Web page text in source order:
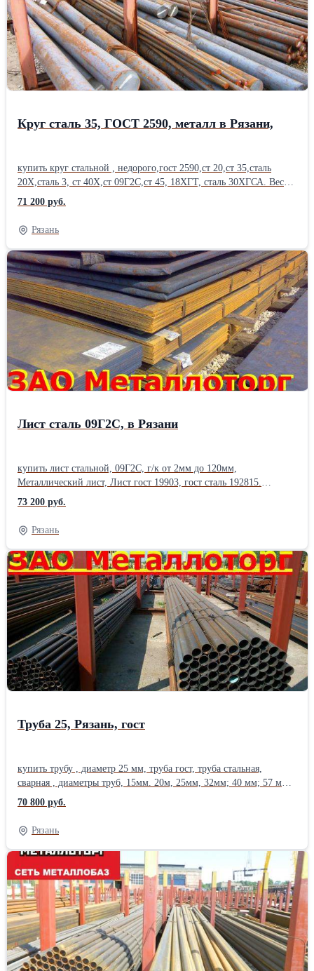
сегодня , в розницу, от 1 штуки. Работаем с организациями и
частными лицами. Возможна доставка .Производитель: ММК
Состояние: Новый ГОСТ: ГОСТ 19903-90 Марка металла: Ст 45
Вид металлопроката: Горячекатаный Материал: Стальной
Страна-производитель: Россия
Круг сталь 35, ГОСТ 2590, металл в Рязани,
купить круг стальной , недорого,гост 2590,ст 20,ст 35,сталь
20Х,сталь 3, ст 40Х,ст 09Г2С,ст 45, 18ХГТ, сталь 30ХГСА. Вес
круга, уточняйте у менеджера. Диаметр круга, сталь 20, от 12 мм
до 350 мм , длина до 6 м, круг цена. Резка круга, в размер, с
высокой точностью , пакетная резка на станках ЧПУ, отгрузка
части круга, изготовление заготовок.Также в наличии стальная
арматура, арматура а3, арматура а1, полоса , квадрат , круглая
труба, профильные трубы , лист стальной , оцинковка, швеллер ,
уголок, балка, двутавр, шестигранник .12; 14; 16; 18; 20; 22; 25;
26; 28; 30; 32; 34; 36; 38; 40; 42; 45; 48; 50; 52; 54; 56; 60; 65; 70;
75; 80; 85; 90; 95; 100; 110; 120; 130; 140; 150; 160; 170; 180; 190;
200; 210; 230; 240; 260; 270; 280; 300; 320; 340;
350;Производитель: ММК Страна-производитель: Россия Марка
металла: Ст 35 Способ производства: Горячекатаный ГОСТ:
ГОСТ 2590-88 Материал: Стальной
71 200 руб.
Рязань
Лист сталь 09Г2С, в Рязани
купить лист стальной, 09Г2С, г/к от 2мм до 120мм,
Металлический лист, Лист гост 19903, гост сталь 192815.
Отгрузка по электронным весам. Постоянное наличие на
складах. Возможна отгрузка части листа, половина листа. Вес
листа, уточняйте у менеджера. Сталь листовая , толщина листа,
от 1.5 мм до 120мм. Лист металла , раскрой 1500х6000мм. Цена
листа , уточняйте у менеджера. Отгрузка от 1 лист железа . Резка
металла в размер с высокой точностью , плазменная резка листа,
изготовление заготовок, резка газом. Также в наличии стальная
арматура, арматура а1, а3, рифленая и гладкая, полоса , квадрат ,
круглая труба, профильные трубы , балка, двутавр, оцинковка,
швеллер , уголок . Отгрузка по электронным весам.
Сертификаты на металл. Есть склады в 38 городах России.
Металл можно купить сегодня , в розницу, от 1 штуки. Работаем
с организациями и частными лицами. Возможна доставка
.Производитель: ММК ГОСТ: ГОСТ 19281-89 Марка металла: Ст
09Г2C Вид металлопроката: Горячекатаный Материал: Стальной
73 200 руб.
Рязань
Труба 25, Рязань, гост
купить трубу , диаметр 25 мм, труба гост, труба стальная,
сварная , диаметры труб, 15мм. 20м, 25мм, 32мм; 40 мм; 57 мм;
60 мм; 76 мм; 83 мм, 89 мм;102 мм; 108 мм; 114 мм; 121 мм; 127
мм; 133 мм; 159 мм; 168 мм; 219 мм ; 273 мм; 325 мм; 377 мм;
426 мм; 530 мм. Вся труба новая, от известных производителей.
сталь 20, сталь 3.. Вес трубы уточняйте у менеджера.
Сертификат. Доставка. Резка в размер.Также в наличии стальная
арматура, арматура а3, арматура а1, полоса , квадрат , круглая
труба, профильные трубы , лист стальной , оцинковка, швеллер ,
уголок, балка, двутавр, шестигранник . Возможна доставка
,Есть склады в 38 городах России. Трубы можно купить сегодня
, в розницу, от 1 штуки. Работаем с организациями и частными
лицами.Производитель: Северсталь ГОСТ: ГОСТ 3262-75
Наружный диаметр: 25 мм Толщина стенки: 2,8 мм Марка стали:
Ст 3пс/сп Вид проката: Горячекатаный Страна-производитель:
70 800 руб.
Рязань